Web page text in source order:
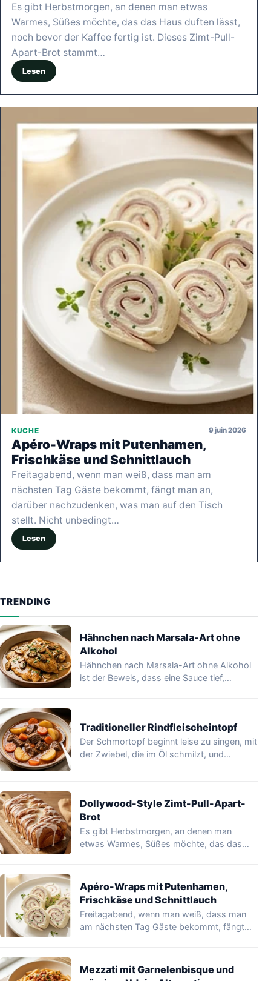
Es gibt Herbstmorgen, an denen man etwas
Warmes, Süßes möchte, das das Haus duften lässt,
noch bevor der Kaffee fertig ist. Dieses Zimt-Pull-
Apart-Brot stammt…
Lesen
KUCHE 9 juin 2026
Apéro-Wraps mit Putenhamen,
Frischkäse und Schnittlauch
Freitagabend, wenn man weiß, dass man am
nächsten Tag Gäste bekommt, fängt man an,
darüber nachzudenken, was man auf den Tisch
stellt. Nicht unbedingt…
Lesen
TRENDING
Hähnchen nach Marsala-Art ohne
Alkohol
Hähnchen nach Marsala-Art ohne Alkohol
ist der Beweis, dass eine Sauce tief,
Traditioneller Rindfleischeintopf
Der Schmortopf beginnt leise zu singen, mit
der Zwiebel, die im Öl schmilzt, und…
Dollywood-Style Zimt-Pull-Apart-
Brot
Es gibt Herbstmorgen, an denen man
etwas Warmes, Süßes möchte, das das
Apéro-Wraps mit Putenhamen,
Frischkäse und Schnittlauch
Freitagabend, wenn man weiß, dass man
am nächsten Tag Gäste bekommt, fängt
Mezzati mit Garnelenbisque und